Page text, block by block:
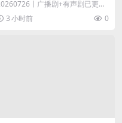
播剧+有声剧》 2026 夸克网
资源 高清全集
丨广播剧+有声剧已更新
清资源，支持百度网盘保存，资
入口持续维...
3 小时前 0